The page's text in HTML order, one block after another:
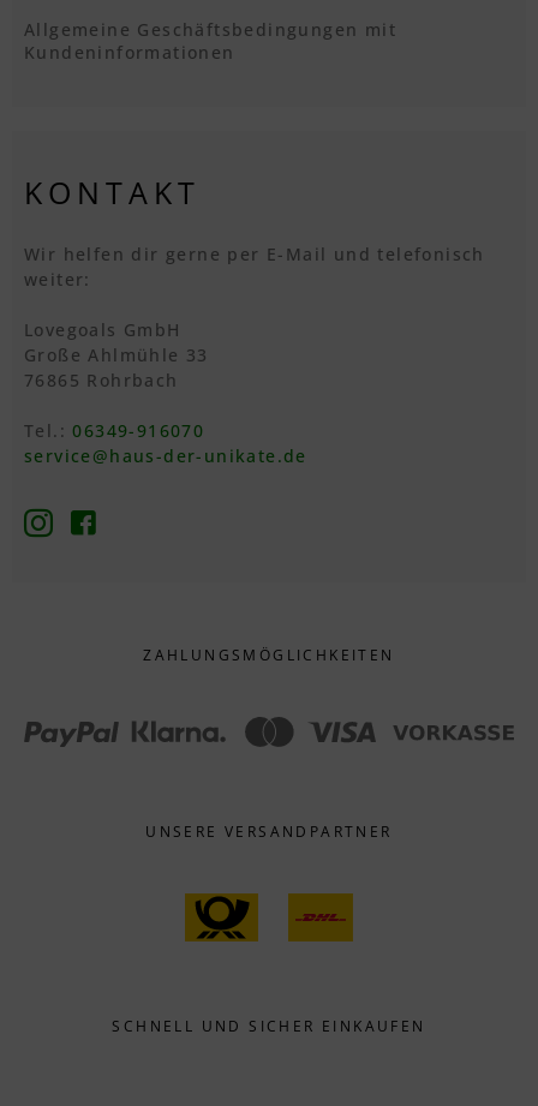
Allgemeine Geschäftsbedingungen mit
Kundeninformationen
KONTAKT
Wir helfen dir gerne per E-Mail und telefonisch
weiter:
Lovegoals GmbH
Große Ahlmühle 33
76865 Rohrbach
Tel.:06349-916070
service@haus-der-unikate.de
ZAHLUNGS­MÖGLICHKEITEN
UNSERE VERSANDPARTNER
SCHNELL UND SICHER EINKAUFEN